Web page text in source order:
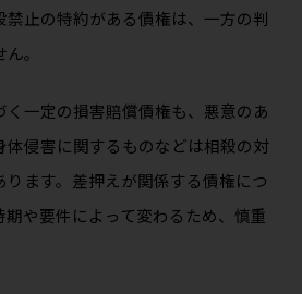
禁止の特約がある債権は、一方の判
。
く一定の損害賠償債権も、悪意のあ
体侵害に関するものなどは相殺の対
ます。差押えが関係する債権につ
や要件によって変わるため、慎重